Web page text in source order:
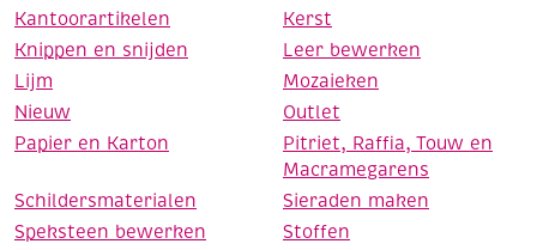
Kantoorartikelen
Kerst
Knippen en snijden
Leer bewerken
Lijm
Mozaieken
Nieuw
Outlet
Papier en Karton
Pitriet, Raffia, Touw en
Macramegarens
Schildersmaterialen
Sieraden maken
Speksteen bewerken
Stoffen